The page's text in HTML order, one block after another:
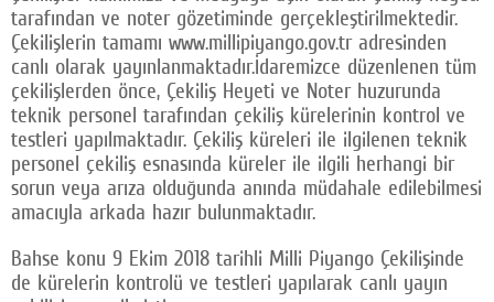
tarafından ve noter gözetiminde gerçekleştirilmektedir.
Çekilişlerin tamamı www.millipiyango.gov.tr adresinden
canlı olarak yayınlanmaktadır.İdaremizce düzenlenen tüm
çekilişlerden önce, Çekiliş Heyeti ve Noter huzurunda
teknik personel tarafından çekiliş kürelerinin kontrol ve
testleri yapılmaktadır. Çekiliş küreleri ile ilgilenen teknik
personel çekiliş esnasında küreler ile ilgili herhangi bir
sorun veya arıza olduğunda anında müdahale edilebilmesi
amacıyla arkada hazır bulunmaktadır.
Bahse konu 9 Ekim 2018 tarihli Milli Piyango Çekilişinde
de kürelerin kontrolü ve testleri yapılarak canlı yayın